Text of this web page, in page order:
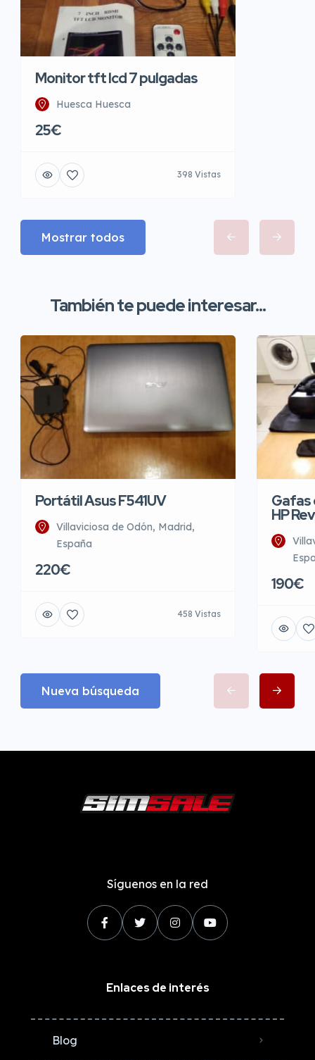
Monitor tft lcd 7 pulgadas
Huesca Huesca
25€
398 Vistas
Mostrar todos
También te puede interesar...
Portátil Asus F541UV
Villaviciosa de Odón, Madrid,
España
220€
458 Vistas
Gafas
HP
190€
Nueva búsqueda
Síguenos en la red
Enlaces de interés
Blog